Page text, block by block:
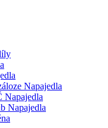
Napajedla
Napajedla
Napajedla